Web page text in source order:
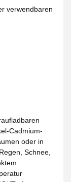
verwendbaren
Cadmium-
oder in
Schnee,